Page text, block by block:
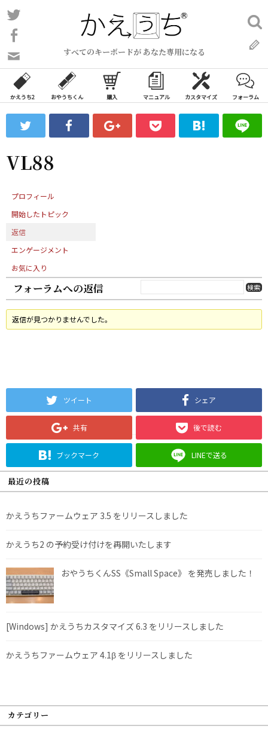
コ
ン
ン
ツ
ス
ッ
プ
すべてのキーボードが あなた専用になる
い
合
わ
フ
ォ
検
索:
かえうち2 おやうちくん 購入 マニュアル カスタマイズ フォーラム
VL88
プロフィール
開始したトピック
返信
エンゲージメント
お気に入り
フォーラムへの返信
返信が見つかりませんでした。
ツイート シェア
共有 後で読む
ブックマーク LINEで送る
最近の投稿
かえうちファームウェア 3.5 をリリースしました
かえうち2 の予約受け付けを再開いたします
おやうちくんSS《Small Space》 を発売しました！
[Windows] かえうちカスタマイズ 6.3 をリリースしました
かえうちファームウェア 4.1β をリリースしました
カテゴリー